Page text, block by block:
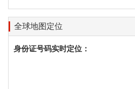
全球地图定位
身份证号码实时定位：